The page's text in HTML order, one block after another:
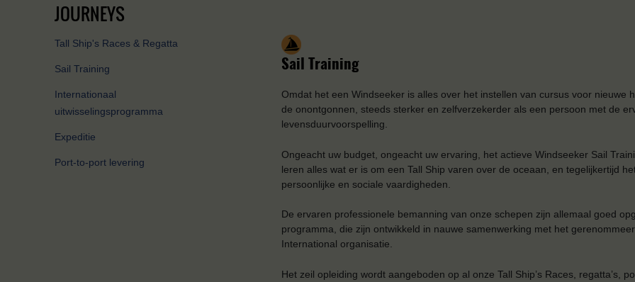
JOURNEYS
Tall Ship's Races & Regatta
Sail Training
Internationaal
uitwisselingsprogramma
Expeditie
Port-to-port levering
Sail Training
Omdat het een Windseeker is alles over het instellen van cursus voor nieuwe
de onontgonnen, steeds sterker en zelfverzekerder als een persoon met de
levensduurvoorspelling.
Ongeacht uw budget, ongeacht uw ervaring, het actieve Windseeker Sail
leren alles wat er is om een ​​Tall Ship varen over de oceaan, en tegelijkertijd
persoonlijke en sociale vaardigheden.
De ervaren professionele bemanning van onze schepen zijn allemaal goed
programma, die zijn ontwikkeld in nauwe samenwerking met het
International organisatie.
Het zeil opleiding wordt aangeboden op al onze Tall Ship’s Races, regatta’s,